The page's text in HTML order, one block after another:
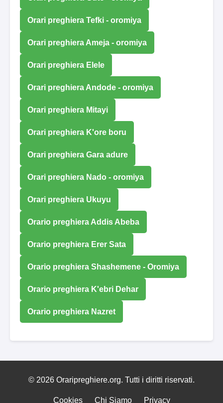
Orari preghiera Tefki - oromiya
Orari preghiera Ameja - oromiya
Orari preghiera Elele
Orari preghiera Andode - oromiya
Orari preghiera Mitayi
Orari preghiera K'ore boru
Orari preghiera Gara adure
Orari preghiera Nado - oromiya
Orari preghiera Ukuyu
Orario preghiera Addis Abeba
Orario preghiera Erer Sata
Orario preghiera Shashemene - Oromiya
Orario preghiera K'ebri Dehar
Orario preghiera Nazret
© 2026 Oraripreghiere.org. Tutti i diritti riservati.
Cookies Chi Siamo Privacy